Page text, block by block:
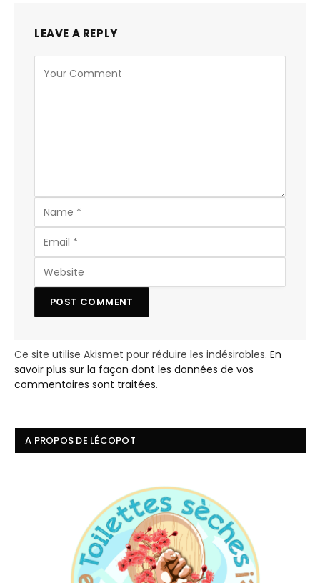
LEAVE A REPLY
Ce site utilise Akismet pour réduire les indésirables. En
savoir plus sur la façon dont les données de vos
commentaires sont traitées.
A PROPOS DE LÉCOPOT